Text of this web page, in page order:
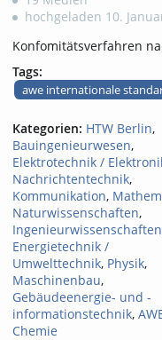
hochgeladen 10.
Konfomitätsverfahren
Tags:
awe internationale
Kategorien: HTW Berlin,
Bauingenieurwesen,
Elektrotechnik /
Nachrichtentechnik,
Kommunikation,
Naturwissenschaften,
Ingenieurwissenschaften
Energietechnik /
Umwelttechnik, Physik,
Maschinenbau,
Gebäudeenergie- und -
informationstechnik,
Chemie